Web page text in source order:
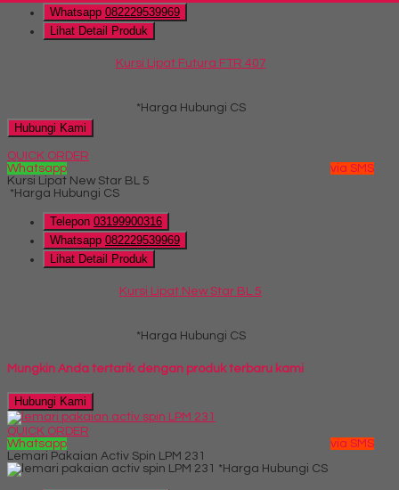
Whatsapp 082229539969
Lihat Detail Produk
Kursi Lipat Futura FTR 407
*Harga Hubungi CS
Hubungi Kami
QUICK ORDER
Whatsapp
via SMS
Kursi Lipat New Star BL 5
*Harga Hubungi CS
Telepon 03199900316
Whatsapp 082229539969
Lihat Detail Produk
Kursi Lipat New Star BL 5
*Harga Hubungi CS
Mungkin Anda tertarik dengan produk terbaru kami
Hubungi Kami
QUICK ORDER
Whatsapp
via SMS
Lemari Pakaian Activ Spin LPM 231
*Harga Hubungi CS